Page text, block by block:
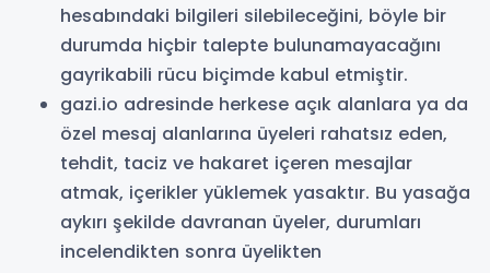
hesabındaki bilgileri silebileceğini, böyle bir
durumda hiçbir talepte bulunamayacağını
gayrikabili rücu biçimde kabul etmiştir.
gazi.io adresinde herkese açık alanlara ya da
özel mesaj alanlarına üyeleri rahatsız eden,
tehdit, taciz ve hakaret içeren mesajlar
atmak, içerikler yüklemek yasaktır. Bu yasağa
aykırı şekilde davranan üyeler, durumları
incelendikten sonra üyelikten